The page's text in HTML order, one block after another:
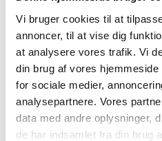
Vi bruger cookies til at
annoncer, til at vise dig
at analysere vores trafik. Vi
din brug af vores
for sociale medier,
analysepartnere. Vores
data med andre oplysninger,
de har indsamlet fra din brug